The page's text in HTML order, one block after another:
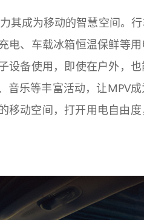
其成为移动的智慧空间。行
电、车载冰箱恒温保鲜等
设备使用，即使在户外，
音乐等丰富活动，让MPV
移动空间，打开用电自由